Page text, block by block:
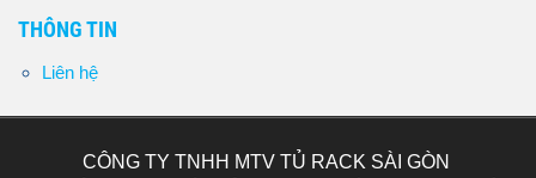
THÔNG TIN
Liên hệ
CÔNG TY TNHH MTV TỦ RACK SÀI GÒN